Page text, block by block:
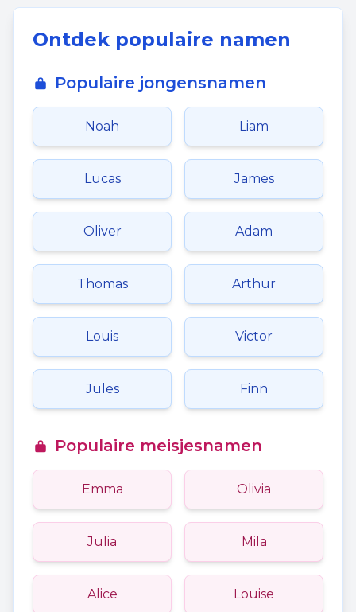
Ontdek populaire namen
Populaire jongensnamen
Noah Liam
Lucas James
Oliver Adam
Thomas Arthur
Louis Victor
Jules Finn
Populaire meisjesnamen
Emma Olivia
Julia Mila
Alice Louise